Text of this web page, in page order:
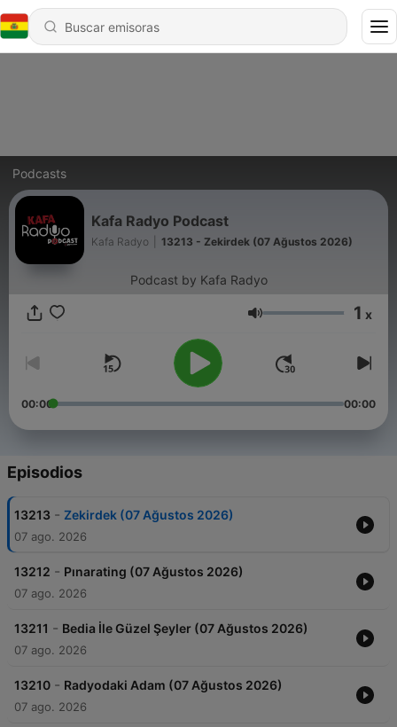
Podcasts
Kafa Radyo Podcast
Kafa Radyo 13213 - Zekirdek (07 Ağustos 2026)
Podcast by Kafa Radyo
Volumen 1 x
00:00 00:00
Episodios
13213 - Zekirdek (07 Ağustos 2026)
07 ago. 2026
13212 - Pınarating (07 Ağustos 2026)
07 ago. 2026
13211 - Bedia İle Güzel Şeyler (07 Ağustos 2026)
07 ago. 2026
13210 - Radyodaki Adam (07 Ağustos 2026)
07 ago. 2026